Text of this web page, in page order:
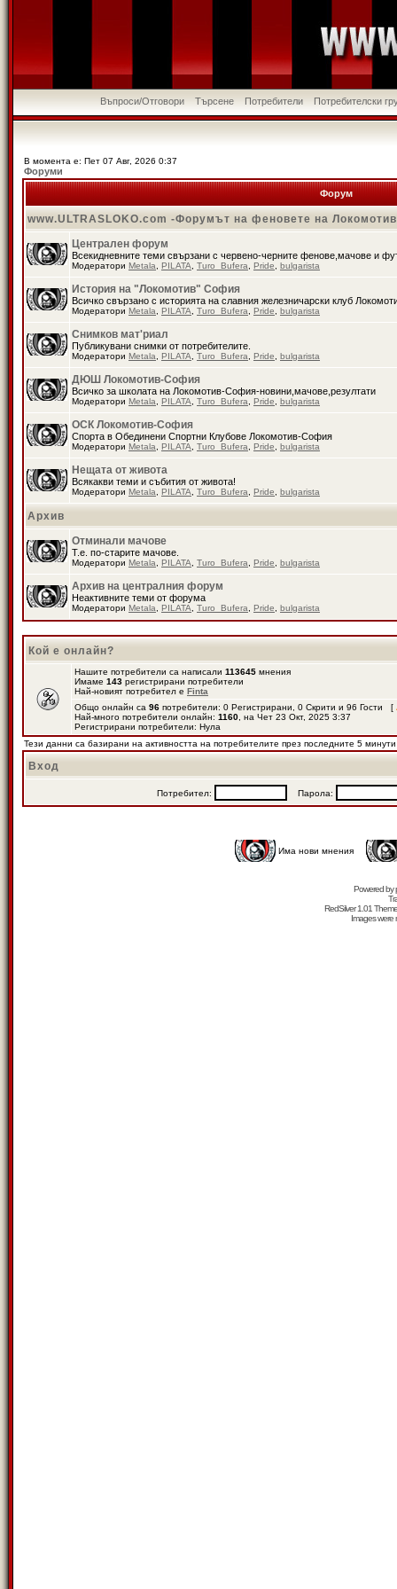
Въпроси/Отговори Търсене Потребители Потребителски
В момента е: Пет 07 Авг, 2026 0:37
Форуми
Форум
www.ULTRASLOKO.com -Форумът на феновете на
Централен форум
Всекидневните теми свързани с червено-черните фенове,мачове и
Модератори Metala PILATA Turo_Bufera Pride bulgarista
История на "Локомотив" София
Всичко свързано с историята на славния железничарски клуб
Модератори Metala PILATA Turo_Bufera Pride bulgarista
Снимков мат'риал
Публикувани снимки от потребителите.
Модератори Metala PILATA Turo_Bufera Pride bulgarista
ДЮШ Локомотив-София
Всичко за школата на Локомотив-София-новини,мачове,резултати
Модератори Metala PILATA Turo_Bufera Pride bulgarista
ОСК Локомотив-София
Спорта в Обединени Спортни Клубове Локомотив-София
Модератори Metala PILATA Turo_Bufera Pride bulgarista
Нещата от живота
Всякакви теми и събития от живота!
Модератори Metala PILATA Turo_Bufera Pride bulgarista
Архив
Отминали мачове
Т.е. по-старите мачове.
Модератори Metala PILATA Turo_Bufera Pride bulgarista
Архив на централния форум
Неактивните теми от форума
Модератори Metala PILATA Turo_Bufera Pride bulgarista
Кой е онлайн?
Нашите потребители са написали 113645 мнения
Имаме 143 регистрирани потребители
Най-новият потребител е Finta
Общо онлайн са 96 потребители: 0 Регистрирани, 0 Скрити и 96 Гости [
Най-много потребители онлайн: 1160 , на Чет 23 Окт, 2025 3:37
Регистрирани потребители: Нула
Тези данни са базирани на активността на потребителите през последните 5 минути
Вход
Потребител: Парола:
Има нови мнения
Powered by
RedSilver 1.01
Images were